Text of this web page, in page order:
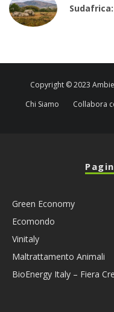
Copyright © 2023
Chi Siamo
Collabora
Green Economy
Ecomondo
Vinitaly
Maltrattamento Animali
BioEnergy Italy – Fiera